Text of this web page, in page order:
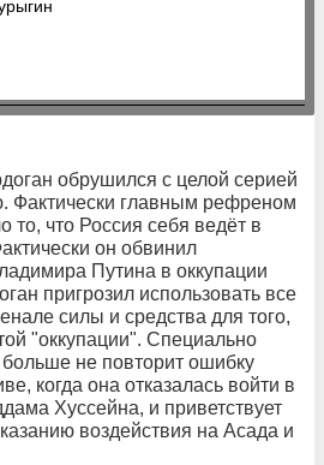
обрушился с целой серией
Фактически главным рефреном
то, что Россия себя ведёт в
он обвинил
Путина в оккупации
пригрозил использовать все
силы и средства для того,
"оккупации". Специально
не повторит ошибку
когда она отказалась войти в
Хуссейна, и приветствует
воздействия на Асада и